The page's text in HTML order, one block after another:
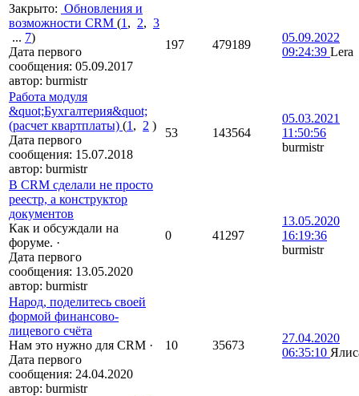
Закрыто: Обновления и
возможности CRM (1 , 2, 3
... 7)
Дата первого
сообщения: 05.09.2017
автор: burmistr
197 479189
05.09.2022
09:24:39 Lera
Работа модуля
&quot;Бухгалтерия&quot;
(расчет квартплаты) (1 , 2 )
Дата первого
сообщения: 15.07.2018
автор: burmistr
53 143564
05.03.2021
11:50:56
burmistr
В CRM сделали не просто
реестр, а конструктор
документов
Как и обсуждали на
форуме. ·
Дата первого
сообщения: 13.05.2020
автор: burmistr
0 41297
13.05.2020
16:19:36
burmistr
Народ, поделитесь своей
формой финансово-
лицевого счёта
Нам это нужно для CRM ·
Дата первого
сообщения: 24.04.2020
автор: burmistr
10 35673
27.04.2020
06:35:10